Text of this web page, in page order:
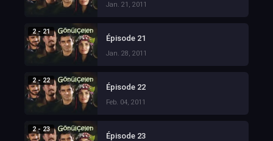
Jan. 21, 2011
2 - 21
Épisode 21
Jan. 28, 2011
2 - 22
Épisode 22
Feb. 04, 2011
2 - 23
Épisode 23